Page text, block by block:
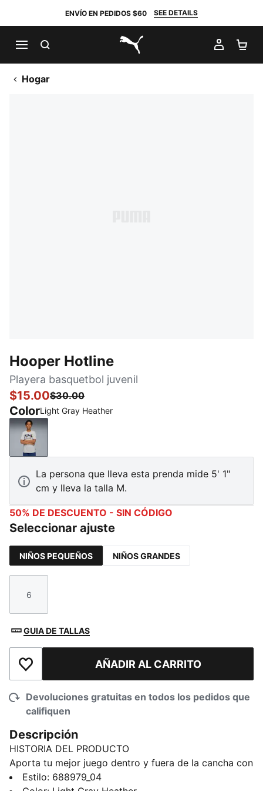
ENVÍO EN PEDIDOS $60 SEE DETAILS
PUMA.com
MI
Hogar
Hooper Hotline
Playera basquetbol juvenil
$15.00$30.00
ColorLight Gray Heather
Light Gray Heather
La persona que lleva esta prenda mide 5' 1"
cm y lleva la talla M.
50% DE DESCUENTO - SIN CÓDIGO
Seleccionar ajuste
NIÑOS PEQUEÑOS NIÑOS GRANDES
Talla
6
GUIA DE TALLAS
Añadir a la lista de deseosAÑADIR AL CARRITO
Devoluciones gratuitas en todos los pedidos que
califiquen
Descripción
HISTORIA DEL PRODUCTO
Aporta tu mejor juego dentro y fuera de la cancha con
nuestras prendas de baloncesto. Elementos básicos
Estilo: 688979_04